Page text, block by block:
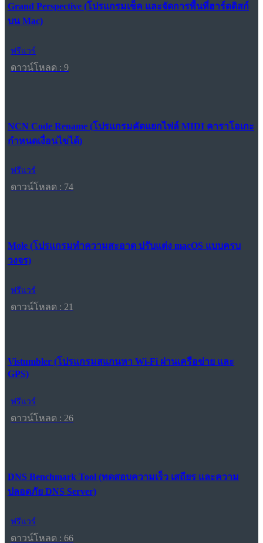
Grand Perspective (โปรแกรมเช็ค และจัดการพื้นที่ฮาร์ดดิสก์
บน Mac)
ฟรีแวร์
ดาวน์โหลด : 9
NCN Code Rename (โปรแกรมคัดแยกไฟล์ MIDI คาราโอเกะ
กำหนดเงื่อนไขได้)
ฟรีแวร์
ดาวน์โหลด : 74
Mole (โปรแกรมทำความสะอาด ปรับแต่ง macOS แบบครบ
วงจร)
ฟรีแวร์
ดาวน์โหลด : 21
Vistumbler (โปรแกรมสแกนหา Wi-Fi ผ่านเครือข่าย และ
GPS)
ฟรีแวร์
ดาวน์โหลด : 26
DNS Benchmark Tool (ทดสอบความเร็ว เสถียร และความ
ปลอดภัย DNS Server)
ฟรีแวร์
ดาวน์โหลด : 66